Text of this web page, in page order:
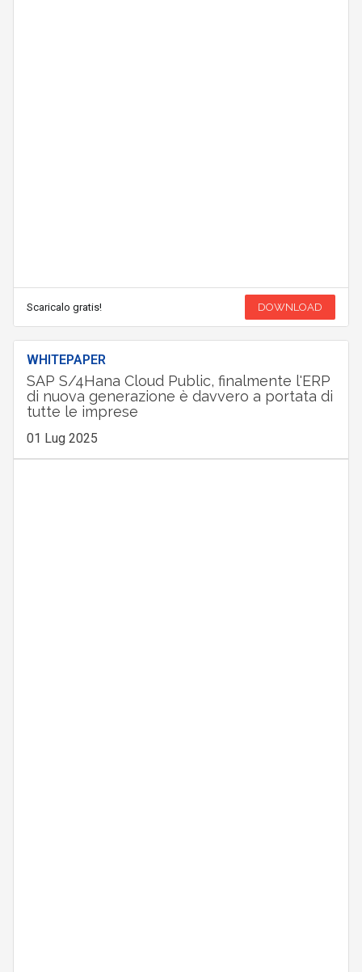
Scaricalo gratis! DOWNLOAD
WHITEPAPER
SAP S/4Hana Cloud Public, finalmente l'ERP
di nuova generazione è davvero a portata di
tutte le imprese
01 Lug 2025